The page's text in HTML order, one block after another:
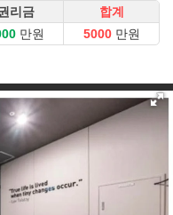
리금
합계
만원 만원